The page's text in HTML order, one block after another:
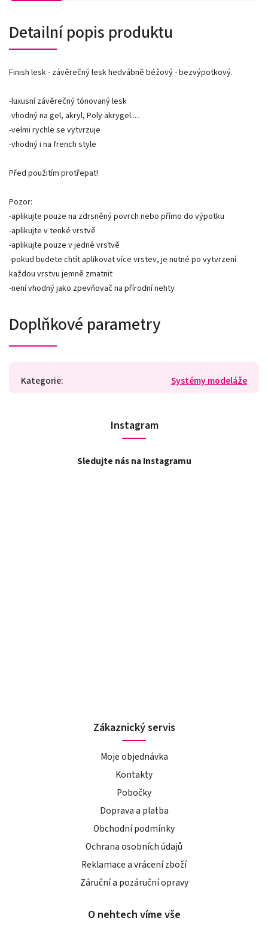
Detailní popis produktu
Finish lesk - závěrečný lesk hedvábně béžový - bezvýpotkový.
-luxusní závěrečný tónovaný lesk
-vhodný na gel, akryl, Poly akrygel.....
-velmi rychle se vytvrzuje
-vhodný i na french style
Před použitím protřepat!
Pozor:
-aplikujte pouze na zdrsněný povrch nebo přímo do výpotku
-aplikujte v tenké vrstvě
-aplikujte pouze v jedné vrstvě
-pokud budete chtít aplikovat více vrstev, je nutné po vytvrzení
každou vrstvu jemně zmatnit
-není vhodný jako zpevňovač na přírodní nehty
Doplňkové parametry
Kategorie: Systémy modeláže
Instagram
Sledujte nás na Instagramu
Zákaznický servis
Moje objednávka
Kontakty
Pobočky
Doprava a platba
Obchodní podmínky
Ochrana osobních údajů
Reklamace a vrácení zboží
Záruční a pozáruční opravy
O nehtech víme vše